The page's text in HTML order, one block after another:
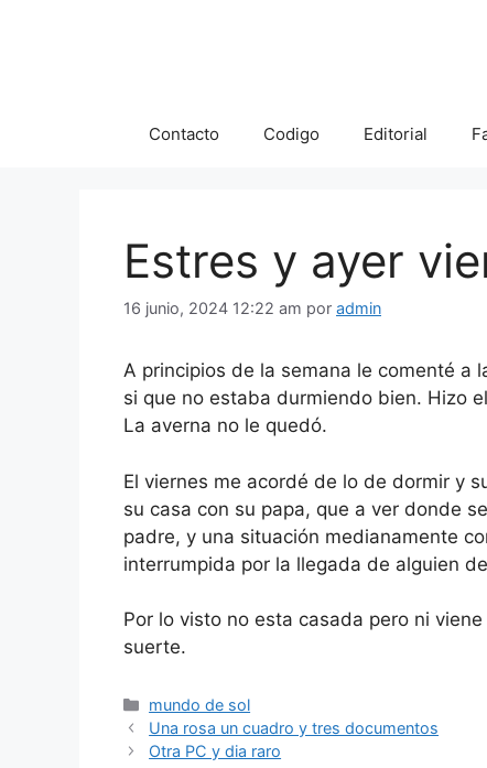
Contacto Codigo Editorial
Estres y ayer
16 junio, 2024 12:22 am por admin
A principios de la semana le comenté a
si que no estaba durmiendo bien. Hizo
La averna no le quedó.
El viernes me acordé de lo de dormir y
su casa con su papa, que a ver donde
padre, y una situación medianamente
interrumpida por la llegada de alguien
Por lo visto no esta casada pero ni
suerte.
Categorías
mundo de sol
Una rosa un cuadro y tres documentos
Otra PC y dia raro